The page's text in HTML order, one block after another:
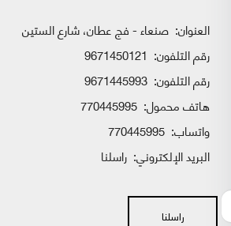
العنوان: صنعاء - فج عطان، شارع الستين
رقم التلفون: 9671450121
رقم التلفون: 9671445993
هاتف محمول: 770445995
واتساب:
البريد الإلكتروني: راسلنا
راسلنا